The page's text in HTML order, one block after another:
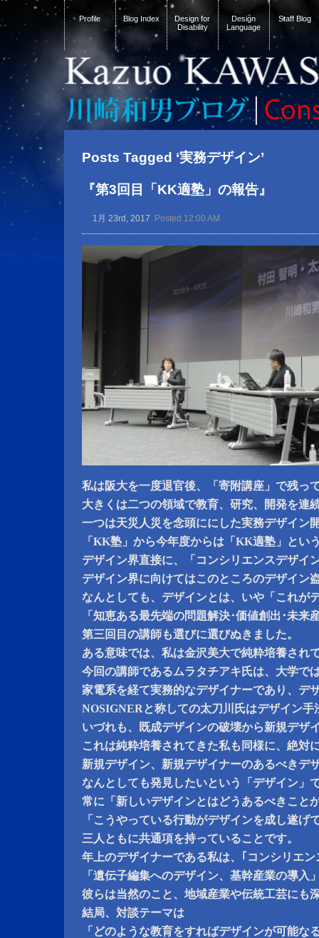
Profile Blog Index
Design for
Disability
Design
Language
Staff Blog
Posts Tagged ‘実務デザイン’
『第3回目「KK適塾」の報告』
1月 23rd, 2017 Posted 12:00 AM
私は阪大を一度退官後、「寄附講座」で残っ
大きくは二つの領域で教育、研究、開発を連
一つは天災人災を念頭ににした実務デザイン
「KK塾」から今年度からは「KK適塾」とい
デザイン界直接に、「コンシリエンスデザイ
デザイン界に向けてはこのところのデザイン
なんとしても、デザインとは、いや「これが
「知恵ある最先端の問題解決･価値創出･未来
第三回目の講師も選びに選びぬきました。
ある意味では、私は金沢美大で純粋培養され
今回の講師であるムラタチアキ氏は、大学で
家電系を経て実務的なデザイナーであり、デ
NOSIGNERと称しての太刀川氏はデザイン
いづれも、既成デザインの破壊から新規デザ
これは純粋培養されてきた私も同様に、絶対
新規デザイン、新規デザイナーのあるべきデ
なんとしても発見したいという「デザイン」
常に「新しいデザインとはどうあるべきこと
「こうやっている行動がデザインを成し遂げ
三人ともに共通項を持っていることです。
年上のデザイナーである私は、｢コンシリエ
「遺伝子編集へのデザイン、基幹産業の導入
彼らは当然のこと、地域産業や伝統工芸にも
結局、対談テーマは
「どのような教育をすればデザインが可能な